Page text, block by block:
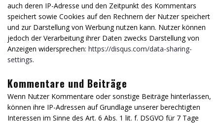
auch deren IP-Adresse und den Zeitpunkt des Kommentars
speichert sowie Cookies auf den Rechnern der Nutzer speichert
und zur Darstellung von Werbung nutzen kann. Nutzer können
jedoch der Verarbeitung ihrer Daten zwecks Darstellung von
Anzeigen widersprechen: https://disqus.com/data-sharing-
settings.
Kommentare und Beiträge
Wenn Nutzer Kommentare oder sonstige Beiträge hinterlassen,
können ihre IP-Adressen auf Grundlage unserer berechtigten
Interessen im Sinne des Art. 6 Abs. 1 lit. f. DSGVO für 7 Tage